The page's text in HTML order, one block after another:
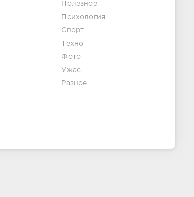
Полезное
Психология
Спорт
Техно
Фото
Ужас
Разное